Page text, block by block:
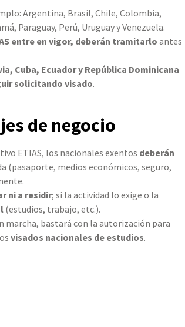
Argentina, Brasil, Chile, Colombia,
Paraguay, Perú, Uruguay y Venezuela.
entre en vigor, deberán tramitarlo antes
Cuba, Ecuador y República Dominicana
solicitando visado.
de negocio
ETIAS, los nacionales exentos deberán
(pasaporte, medios económicos, seguro,
ni a residir; si la actividad lo exige o la
(estudios, trabajo, etc.).
marcha, bastará con la autorización para
visados nacionales de estudios.